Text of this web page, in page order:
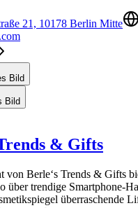
21, 10178 Berlin Mitte
Bild
Bild
& Gifts
von Berle‘s Trends & Gifts
über trendige Smartphone-
überraschende